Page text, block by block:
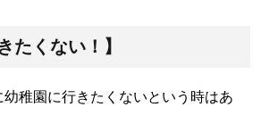
たくない！】
稚園に行きたくないという時はあ